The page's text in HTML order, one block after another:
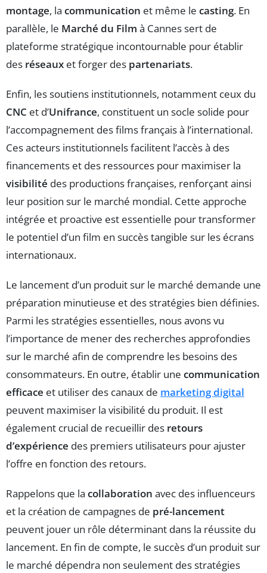
montage, la communication et même le casting. En
parallèle, le Marché du Film à Cannes sert de
plateforme stratégique incontournable pour établir
des réseaux et forger des partenariats.
Enfin, les soutiens institutionnels, notamment ceux du
CNC et d’Unifrance, constituent un socle solide pour
l’accompagnement des films français à l’international.
Ces acteurs institutionnels facilitent l’accès à des
financements et des ressources pour maximiser la
visibilité des productions françaises, renforçant ainsi
leur position sur le marché mondial. Cette approche
intégrée et proactive est essentielle pour transformer
le potentiel d’un film en succès tangible sur les écrans
internationaux.
Le lancement d’un produit sur le marché demande une
préparation minutieuse et des stratégies bien définies.
Parmi les stratégies essentielles, nous avons vu
l’importance de mener des recherches approfondies
sur le marché afin de comprendre les besoins des
consommateurs. En outre, établir une communication
efficace et utiliser des canaux de marketing digital
peuvent maximiser la visibilité du produit. Il est
également crucial de recueillir des retours
d’expérience des premiers utilisateurs pour ajuster
l’offre en fonction des retours.
Rappelons que la collaboration avec des influenceurs
et la création de campagnes de pré-lancement
peuvent jouer un rôle déterminant dans la réussite du
lancement. En fin de compte, le succès d’un produit sur
le marché dépendra non seulement des stratégies